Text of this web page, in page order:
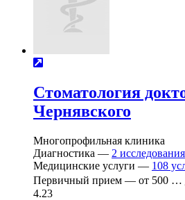
Стоматология
Чернявского
Многопрофильная клиника
Диагностика — 2 исследования
Медицинские услуги — 108
Первичный прием — от 500 …
4.23